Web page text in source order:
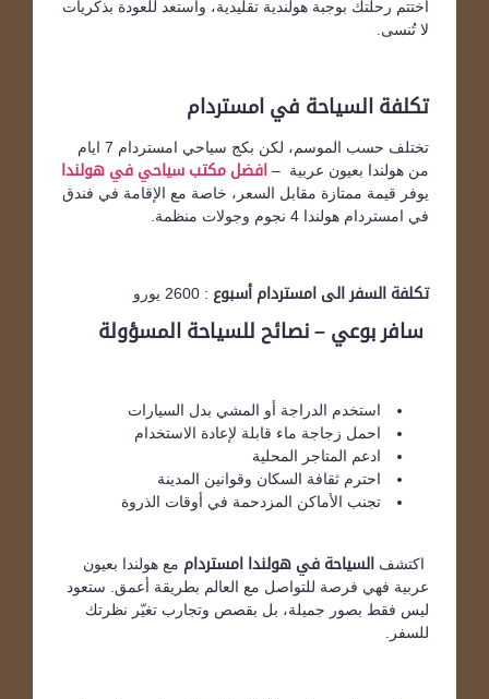
اختتم رحلتك بوجبة هولندية تقليدية، واستعد للعودة بذكريات
لا تُنسى.
تكلفة السياحة في امستردام
تختلف حسب الموسم، لكن بكج سياحي امستردام 7 ايام
من هولندا بعيون عربية – افضل مكتب سياحي في هولندا
يوفر قيمة ممتازة مقابل السعر، خاصة مع الإقامة في فندق
في امستردام هولندا 4 نجوم وجولات منظمة.
تكلفة السفر الى امستردام أسبوع : 2600 يورو
سافر بوعي – نصائح للسياحة المسؤولة
استخدم الدراجة أو المشي بدل السيارات
احمل زجاجة ماء قابلة لإعادة الاستخدام
ادعم المتاجر المحلية
احترم ثقافة السكان وقوانين المدينة
تجنب الأماكن المزدحمة في أوقات الذروة
اكتشف السياحة في هولندا امستردام مع هولندا بعيون
عربية فهي فرصة للتواصل مع العالم بطريقة أعمق. ستعود
ليس فقط بصور جميلة، بل بقصص وتجارب تغيّر نظرتك
للسفر.